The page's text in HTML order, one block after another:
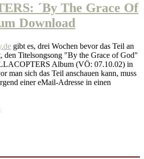
´By The Grace Of
Download
gibt es, drei Wochen bevor das Teil an
den Titelsongsong "By the Grace of God"
Album (VÖ: 07.10.02) in
man sich das Teil anschauen kann, muss
einer eMail-Adresse in einen